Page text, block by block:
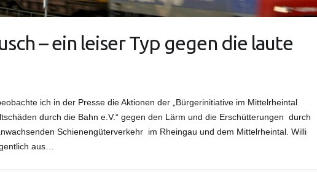
– ein leiser Typ gegen die laute
ich in der Presse die Aktionen der „Bürgerinitiative im Mittelrheintal
durch die Bahn e.V.“ gegen den Lärm und die Erschütterungen durch
Schienengüterverkehr im Rheingau und dem Mittelrheintal. Willi
aus…